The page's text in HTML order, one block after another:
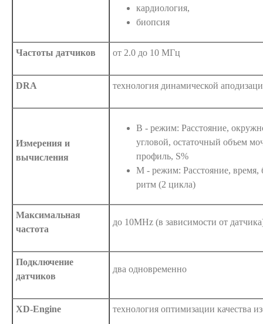
кардиология,
биопсия
Частоты датчиков от 2.0 до 10 МГц
DRA технология динамической
Измерения и
вычисления
В - режим: Расстояние,
угловой, остаточный объем
профиль, S%
М - режим: Расстояние, время,
ритм (2 цикла)
Максимальная
частота
до 10MHz (в зависимости от
Подключение
датчиков
два одновременно
XD-Engine технология оптимизации качества